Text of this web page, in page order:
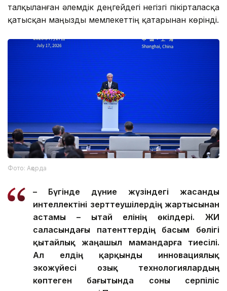
талқыланған әлемдік деңгейдегі негізгі пікірталасқа
қатысқан маңызды мемлекеттің қатарынан көрінді.
Фото: Ақорда
– Бүгінде дүние жүзіндегі жасанды
интеллектіні зерттеушілердің жартысынан
астамы – Қытай елінің өкілдері. ЖИ
саласындағы патенттердің басым бөлігі
қытайлық жаңашыл мамандарға тиесілі.
Ал елдің қарқынды инновациялық
экожүйесі озық технологиялардың
көптеген бағытында соны серпіліс